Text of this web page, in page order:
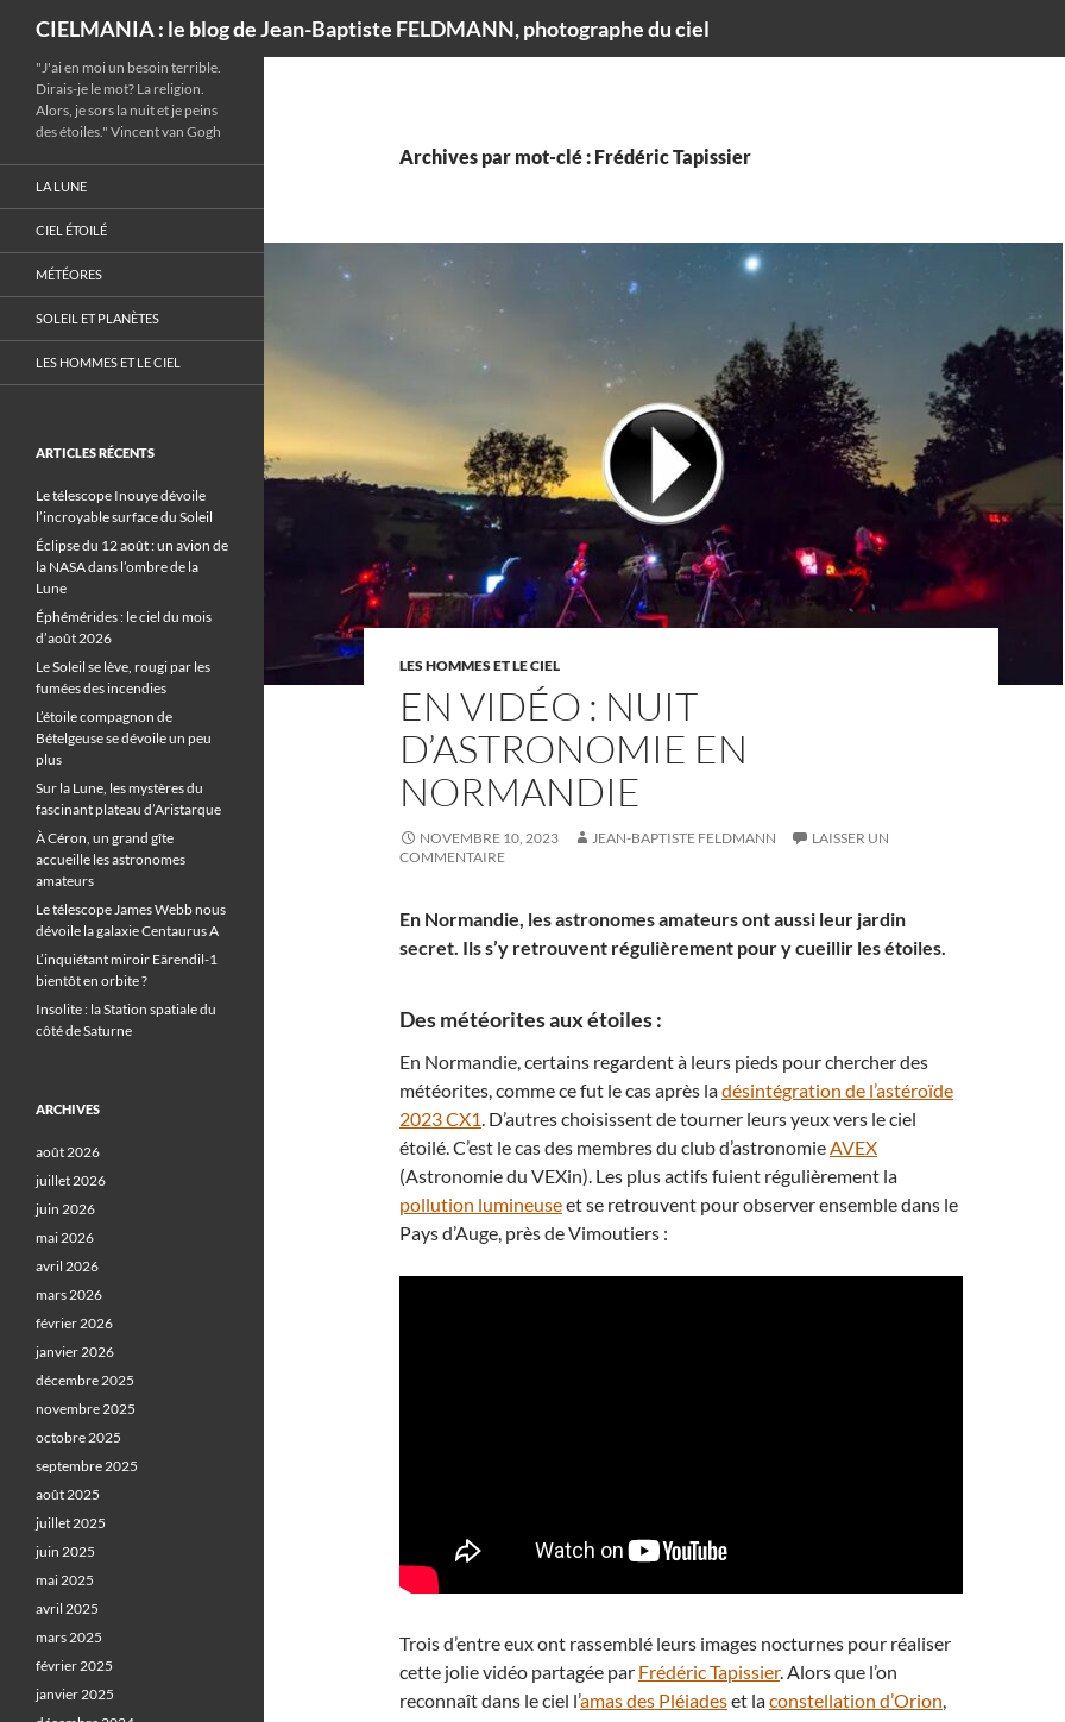
CIELMANIA : le blog de Jean-Baptiste FELDMANN, photographe du ciel
Archives par mot-clé : Frédéric Tapissier
LES HOMMES ET LE CIEL
EN VIDÉO : NUIT
D’ASTRONOMIE EN
NORMANDIE
NOVEMBRE 10, 2023 JEAN-BAPTISTE FELDMANN
LAISSER UN
COMMENTAIRE
En Normandie, les astronomes amateurs ont aussi leur jardin
secret. Ils s’y retrouvent régulièrement pour y cueillir les étoiles.
Des météorites aux étoiles :
En Normandie, certains regardent à leurs pieds pour chercher des
météorites, comme ce fut le cas après ladésintégration de l’astéroïde
2023 CX1. D’autres choisissent de tourner leurs yeux vers le ciel
étoilé. C’est le cas des membres du club d’astronomieAVEX
(Astronomie du VEXin). Les plus actifs fuient régulièrement la
pollution lumineuseet se retrouvent pour observer ensemble dans le
Pays d’Auge, près de Vimoutiers :
Trois d’entre eux ont rassemblé leurs images nocturnes pour réaliser
cette jolie vidéo partagée par Frédéric Tapissier. Alors que l’on
reconnaît dans le ciel l’amas des Pléiadeset laconstellation d’Orion,
"J'ai en moi un besoin terrible.
Dirais-je le mot? La religion.
Alors, je sors la nuit et je peins
des étoiles." Vincent van Gogh
LA LUNE
CIEL ÉTOILÉ
MÉTÉORES
SOLEIL ET PLANÈTES
LES HOMMES ET LE CIEL
ARTICLES RÉCENTS
Le télescope Inouye dévoile
l’incroyable surface du Soleil
Éclipse du 12 août : un avion de
la NASA dans l’ombre de la
Lune
Éphémérides : le ciel du mois
d’août 2026
Le Soleil se lève, rougi par les
fumées des incendies
L’étoile compagnon de
Bételgeuse se dévoile un peu
plus
Sur la Lune, les mystères du
fascinant plateau d’Aristarque
À Céron, un grand gîte
accueille les astronomes
amateurs
Le télescope James Webb nous
dévoile la galaxie Centaurus A
L’inquiétant miroir Eärendil-1
bientôt en orbite ?
Insolite : la Station spatiale du
côté de Saturne
ARCHIVES
août 2026
juillet 2026
juin 2026
mai 2026
avril 2026
mars 2026
février 2026
janvier 2026
décembre 2025
novembre 2025
octobre 2025
septembre 2025
août 2025
juillet 2025
juin 2025
mai 2025
avril 2025
mars 2025
février 2025
janvier 2025